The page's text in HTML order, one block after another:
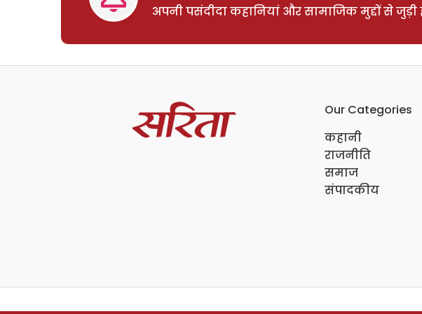
अपनी पसंदीदा कहानियां और सामाजिक मुद्दों से
Our Categories
कहानी
राजनीति
समाज
संपादकीय